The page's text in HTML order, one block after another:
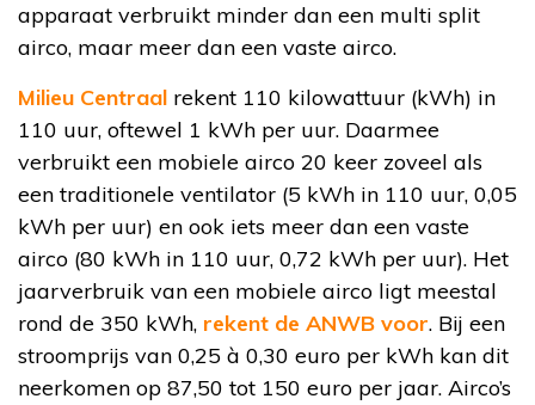
apparaat verbruikt minder dan een multi split
airco, maar meer dan een vaste airco.
Milieu Centraal rekent 110 kilowattuur (kWh) in
110 uur, oftewel 1 kWh per uur. Daarmee
verbruikt een mobiele airco 20 keer zoveel als
een traditionele ventilator (5 kWh in 110 uur, 0,05
kWh per uur) en ook iets meer dan een vaste
airco (80 kWh in 110 uur, 0,72 kWh per uur). Het
jaarverbruik van een mobiele airco ligt meestal
rond de 350 kWh, rekent de ANWB voor. Bij een
stroomprijs van 0,25 à 0,30 euro per kWh kan dit
neerkomen op 87,50 tot 150 euro per jaar. Airco’s